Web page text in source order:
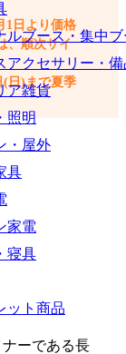
ルブース・集中
アクセサリー・備
ア雑貨
照明
・屋外
具
家電
寝具
ット商品
1日より価格
、順次サイ
(日)まで夏季
ーである長